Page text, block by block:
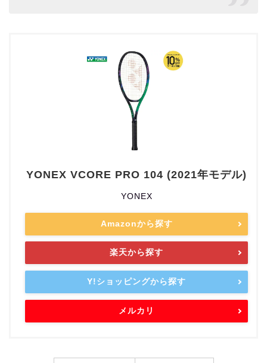
YONEX VCORE PRO 104 (2021年モデル)
YONEX
Amazonから探す
楽天から探す
Y!ショッピングから探す
メルカリ